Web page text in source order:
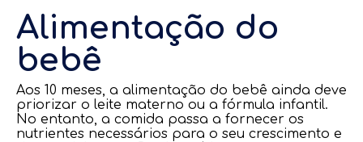
Alimentação do
bebê
Aos 10 meses, a alimentação do bebê ainda deve
priorizar o leite materno ou a fórmula infantil.
No entanto, a comida passa a fornecer os
nutrientes necessários para o seu crescimento e